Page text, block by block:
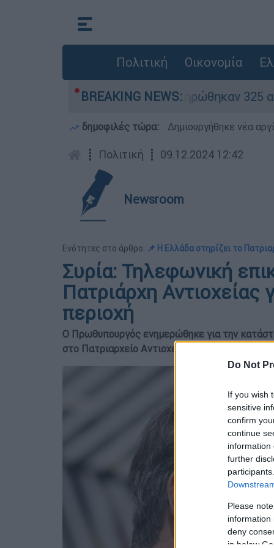
Do Not
If you wish
sensitive
confirm
continue
information
further
Please
information
deny
in below
Πολιτική Οικονομία
BREAKING NEWS:
«κόκκινα» - Ολοκληρώθηκαν 325
δημοφιλές τώρα: Δημιουργήθηκε νέα
┋ Πολιτική ┋ 09.12.2024 12:42
Newsroom
Ενότητες στο άρθρο: 📌 Η Ελλάδα στηρίζει το
Συρία: Τηλεφωνική
Πατριάρχη Αντιοχείας
περιοχή
Ο Πρωθυπουργός ενημερώθηκε για την
στο Πατριαρχείο Αντιοχείας και στο ποίμνιό του